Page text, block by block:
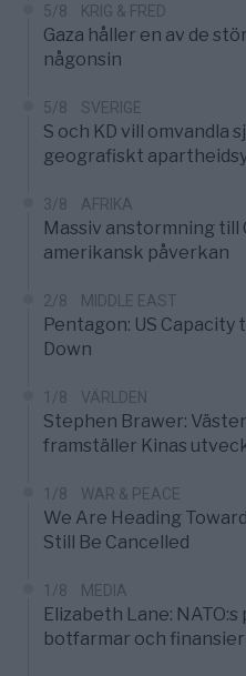
5/8 KRIG & FRED
Gaza håller en av de
någonsin
5/8 SVERIGE
S och KD vill omvandla
geografiskt
3/8 AFRIKA
Massiv anstormning till
amerikansk påverkan
2/8 MIDDLE EAST
Pentagon: US
Down
1/8 VÄRLDEN
Stephen Brawer:
framställer Kinas
1/8 WAR & PEACE
We Are Heading
Still Be Cancelled
1/8 MEDIA
Elizabeth Lane:
botfarmar och